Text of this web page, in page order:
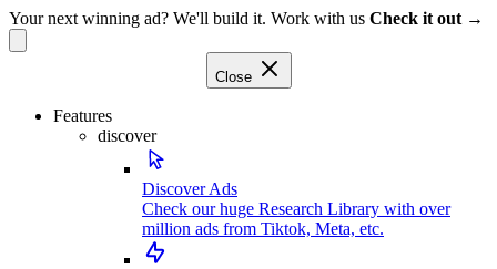
Your next winning ad? We'll build it. Work with us Check it out →
Close
Features
discover
Discover Ads
Check our huge Research Library with over
million ads from Tiktok, Meta, etc.